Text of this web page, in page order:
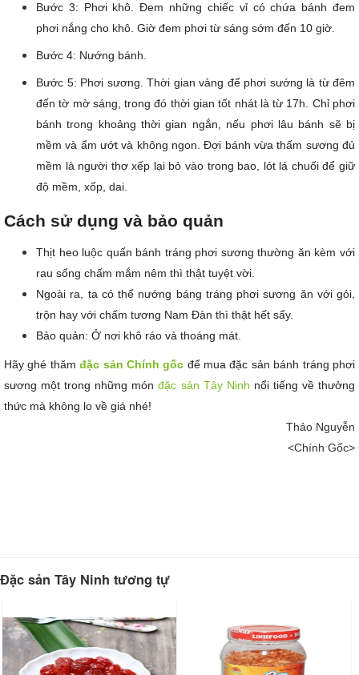
Bước 3: Phơi khô.
Đem những chiếc vỉ có chứa bánh đem
phơi nắng cho khô. Giờ đem phơi từ sáng sớm đến 10 giờ.
Bước 4: Nướng bánh
Bước 5: Phơi sương Thời gian vàng để phơi sướng là từ đêm
đến tờ mờ sáng, trong đó thời gian tốt nhát là từ 17h.
Chỉ phơi
bánh trong khoảng thời gian ngắn, nếu phơi lâu bánh sẽ bị
mềm và ẩm ướt và không ngon. Đợi bánh vừa thấm sương đủ
mềm là người thợ xếp lại bỏ vào trong bao, lót lá chuối để giữ
độ mềm, xốp, dai.
Cách sử dụng và bảo quản
Thịt heo luộc quấn bánh tráng phơi sương thường ăn kèm với
rau sống chấm mắm nêm thì thật tuyệt vời.
Ngoài ra, ta có thể nướng báng tráng phơi sương ăn với gỏi,
trộn hay với chấm tương Nam Đàn thì thật hết sẩy.
Bảo quản: Ở nơi khô ráo và thoáng mát.
Hãy ghé thăm đặc sản Chính gốc để mua đặc sản bánh tráng phơi
sương một trong những món đặc sản Tây Ninh nổi tiếng về thưởng
thức mà không lo về giá nhé!
Thảo Nguyễn
<Chính Gốc>
Đặc sản Tây Ninh tương tự